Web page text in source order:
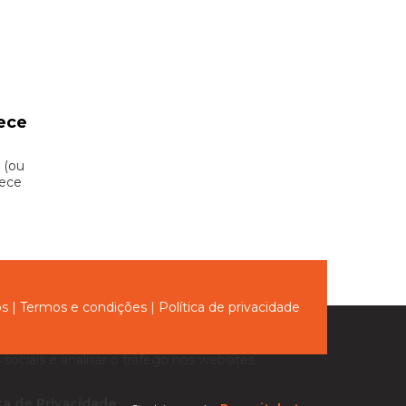
(ou
| Termos e condições | Política de privacidade
e analisar o tráfego nos websites.